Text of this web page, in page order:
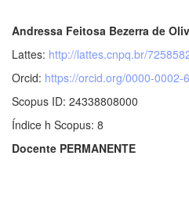
Andressa Feitosa Bezerra de
Lattes: http://lattes.cnpq.br/
Orcid: https://orcid.org/0000-0002-
Scopus ID: 24338808000
Índice h Scopus: 8
Docente PERMANENTE